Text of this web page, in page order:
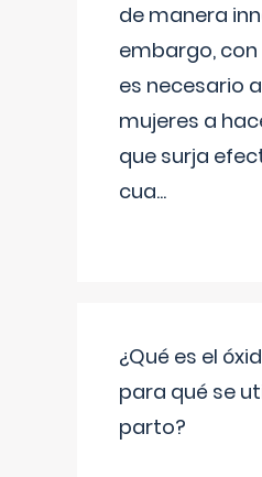
de manera
embargo,
es necesario
mujeres a
que surja
cua...
¿Qué es el
para qué se
parto?